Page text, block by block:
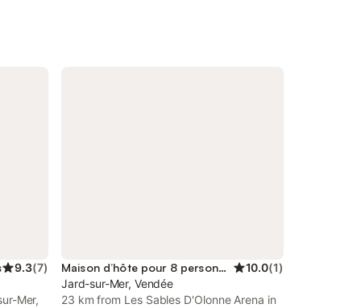
9.3(7)
Mer,
Maison d’hôte pour 8 personnes 10.0(1)
Jard-sur-Mer, Vendée
23 km from Les Sables D'Olonne Arena in